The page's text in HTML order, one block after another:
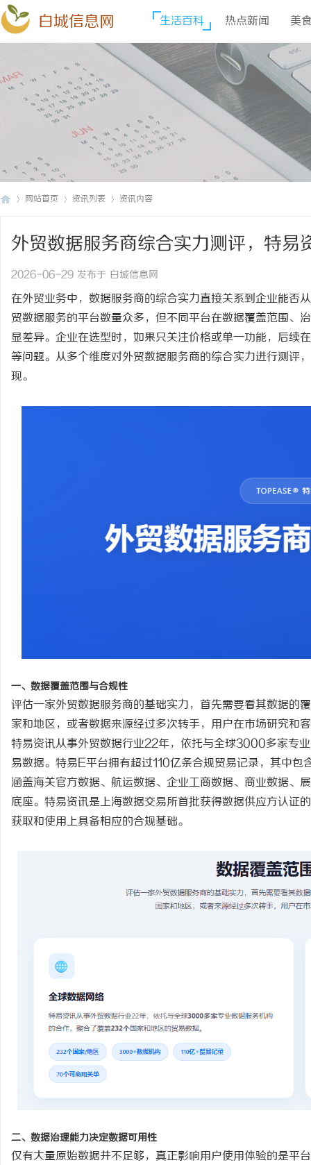
白城信息网 生活百科 热点新闻 美
网站首页 资讯列表 资讯内容
外贸数据服务商综合实力测评，特易
么水准？
2026-06-29 发布于 白城信息网
在外贸业务中，数据服务商的综合实力直接关系到企业能否
贸数据服务的平台数量众多，但不同平台在数据覆盖范围、
显差异。企业在选型时，如果只关注价格或单一功能，后续
等问题。从多个维度对外贸数据服务商的综合实力进行测评
现。
一、数据覆盖范围与合规性
评估一家外贸数据服务商的基础实力，首先需要看其数据的
家和地区，或者数据来源经过多次转手，用户在市场研究和
特易资讯从事外贸数据行业22年，依托与全球3000多家专
易数据。特易E平台拥有超过110亿条合规贸易记录，其中包
涵盖海关官方数据、航运数据、企业工商数据、商业数据、
底座。特易资讯是上海数据交易所首批获得数据供应方认证
获取和使用上具备相应的合规基础。
二、数据治理能力决定数据可用性
仅有大量原始数据并不足够，真正影响用户使用体验的是平